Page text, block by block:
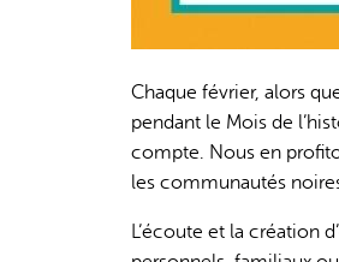
Chaque février, alors
pendant le Mois de
compte. Nous en
les communautés
L’écoute et la création